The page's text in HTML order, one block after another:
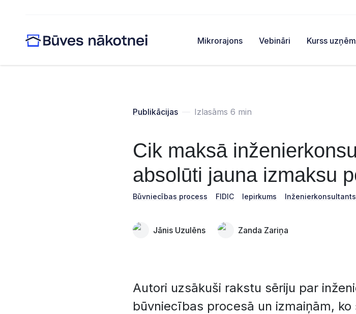
Mikrorajons Vebināri Kurss
Publikācijas Izlasāms 6 min
Cik maksā
absolūti jauna izmaksu
Būvniecības process FIDIC Iepirkums Inženierkonsultants
Jānis Uzulēns Zanda Zariņa
Autori uzsākuši rakstu sēriju par
būvniecības procesā un izmaiņām,